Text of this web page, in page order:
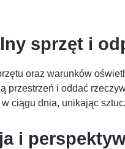
sprzęt i
oraz warunków
przestrzeń i oddać
ciągu dnia, unikając
i